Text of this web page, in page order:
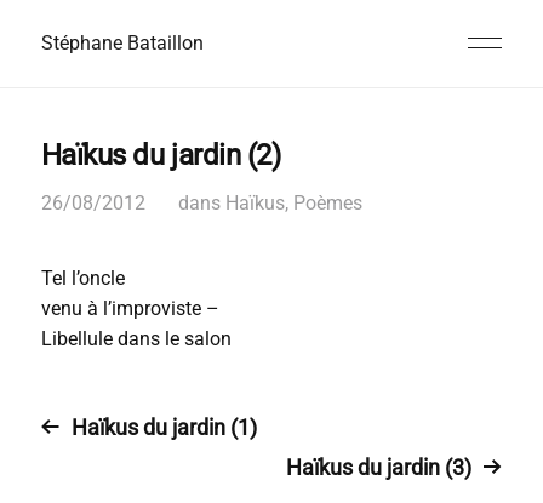
Stéphane Bataillon
Haïkus du jardin (2)
26/08/2012 dans Haïkus, Poèmes
Tel l’oncle
venu à l’improviste –
Libellule dans le salon
Haïkus du jardin (1)
Haïkus du jardin (3)